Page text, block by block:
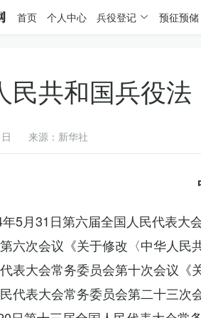
首页 个人中心 兵役登记 预征预储
民共和国兵役法
来源：新华社
年5月31日第六届全国人民代表
六次会议《关于修改〈中华人民
表大会常务委员会第十次会议
代表大会常务委员会第二十三次